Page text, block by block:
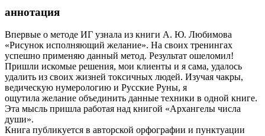
аннотация
Впервые о методе ИГ узнала из книги А. Ю. Любимова
«Рисунок исполняющий желание». На своих тренингах
успешно применяю данный метод. Результат ошеломил!
Пришли искомые решения, мои клиенты и я сама, удалось
удалить из своих жизней токсичных людей. Изучая чакры,
ведическую нумерологию и Русские Руны, я
ощутила желание объединить данные техники в одной книге.
Эта мысль пришла работая над книгой «Архангелы числа
души».
Книга публикуется в авторской орфографии и пунктуации